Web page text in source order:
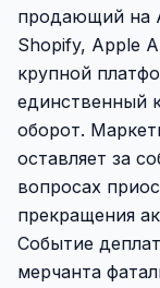
продающий на
Shopify, Apple
крупной
единственный
оборот.
оставляет за
вопросах
прекращения
Событие
мерчанта